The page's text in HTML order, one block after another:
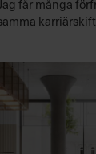
får många